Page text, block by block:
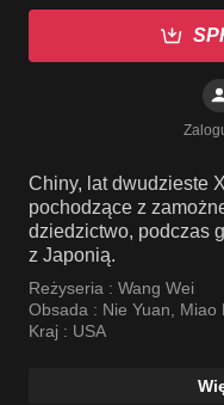
Chiny, lat dwudzieste
pochodzące z
dziedzictwo, podczas
z Japonią.
Reżyseria : Wang Wei
Obsada : Nie Yuan Miao
Kraj : USA